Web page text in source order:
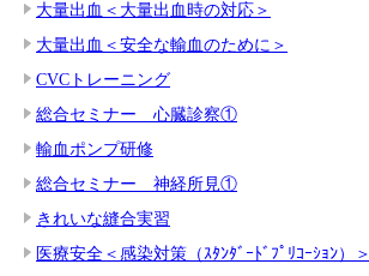
大量出血＜大量出血時の対応＞
大量出血＜安全な輸血のために＞
CVCトレーニング
総合セミナー 心臓診察①
輸血ポンプ研修
総合セミナー 神経所見①
きれいな縫合実習
医療安全＜感染対策（ｽﾀﾝﾀﾞｰﾄﾞﾌﾟﾘｺｰｼｮﾝ）＞